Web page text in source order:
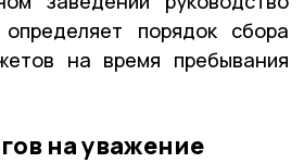
определяет порядок сбора
на время пребывания
на уважение